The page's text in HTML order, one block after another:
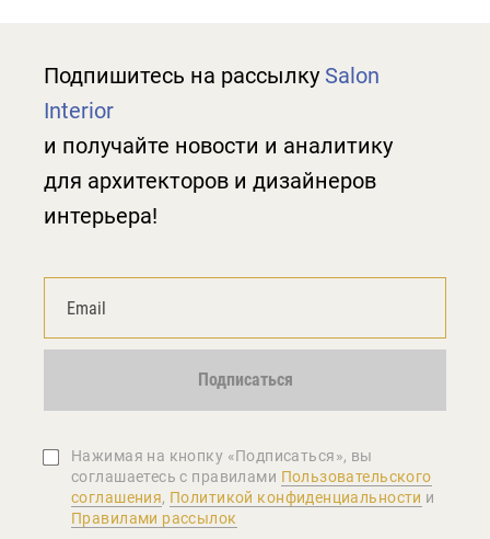
Подпишитесь на рассылку Salon
Interior
и получайте новости и аналитику
для архитекторов и дизайнеров
интерьера!
Подписаться
Нажимая на кнопку «Подписаться», вы
соглашаетеcь с правилами Пользовательского
соглашения, Политикой конфиденциальности и
Правилами рассылок